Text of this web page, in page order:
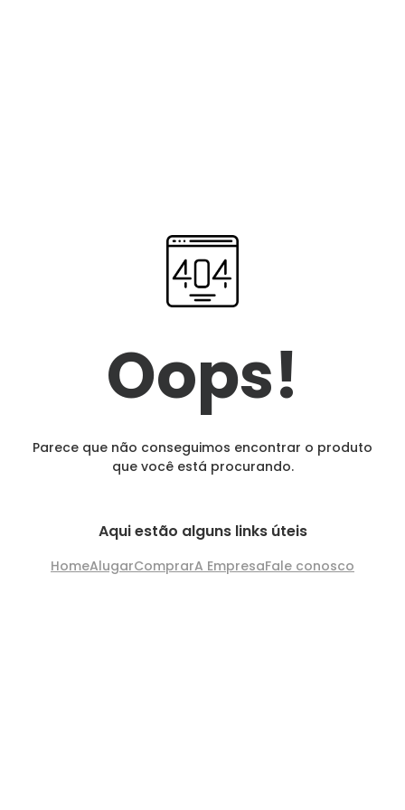
Oops!
Parece que não conseguimos encontrar o produto
que você está procurando.
Aqui estão alguns links úteis
HomeAlugarComprarA EmpresaFale conosco